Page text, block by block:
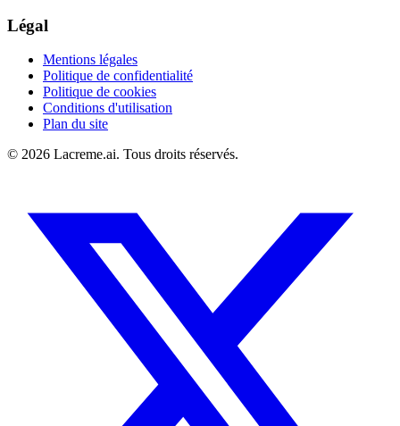
Légal
Mentions légales
Politique de confidentialité
Politique de cookies
Conditions d'utilisation
Plan du site
© 2026 Lacreme.ai. Tous droits réservés.